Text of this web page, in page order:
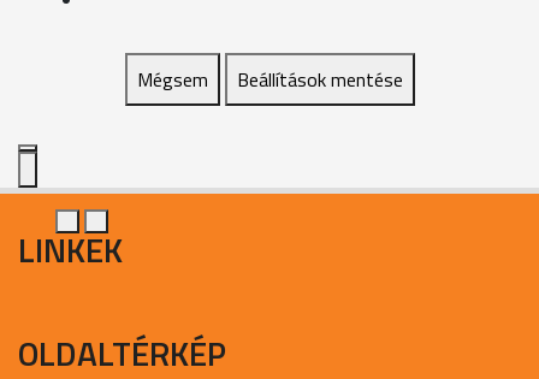
Mégsem Beállítások mentése
LINKEK
OLDALTÉRKÉP